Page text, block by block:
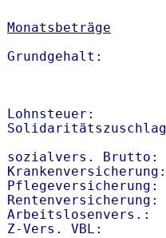
Monatsbeträge
Lohnsteuer:
sozialvers. Brutto:
Arbeitslosenvers.:
Z-Vers. VBL: